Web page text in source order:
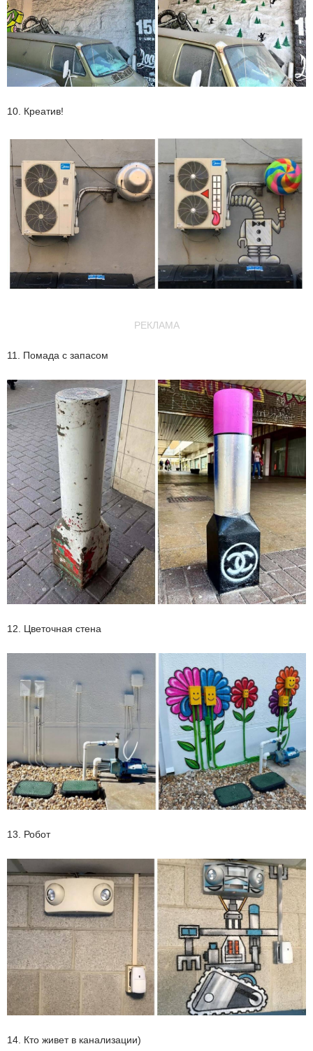
10. Креатив!
РЕКЛАМА
11. Помада с запасом
12. Цветочная стена
13. Робот
14. Кто живет в канализации)